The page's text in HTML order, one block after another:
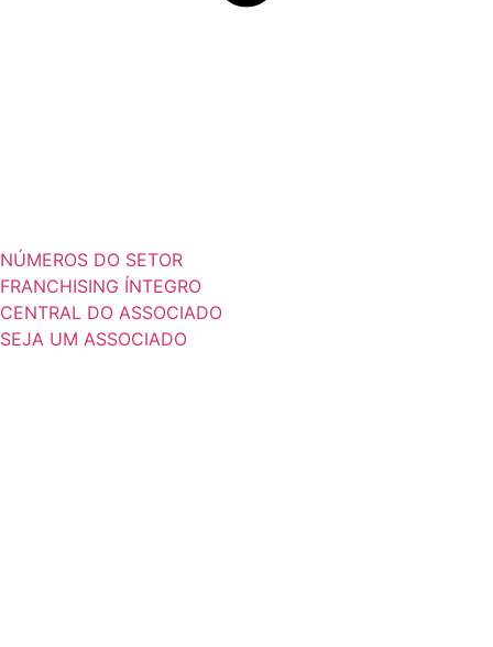
NÚMEROS DO SETOR
FRANCHISING ÍNTEGRO
CENTRAL DO ASSOCIADO
SEJA UM ASSOCIADO